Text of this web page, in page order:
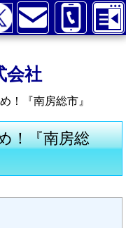
会社
！『南房総市』
！『南房総